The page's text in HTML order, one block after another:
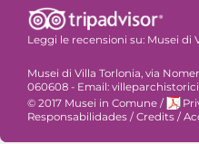
Leggi le recensioni su: Musei di
Musei di Villa Torlonia, via
060608 - Email:
© 2017 Musei in Comune /
Responsabilidades / Credits /